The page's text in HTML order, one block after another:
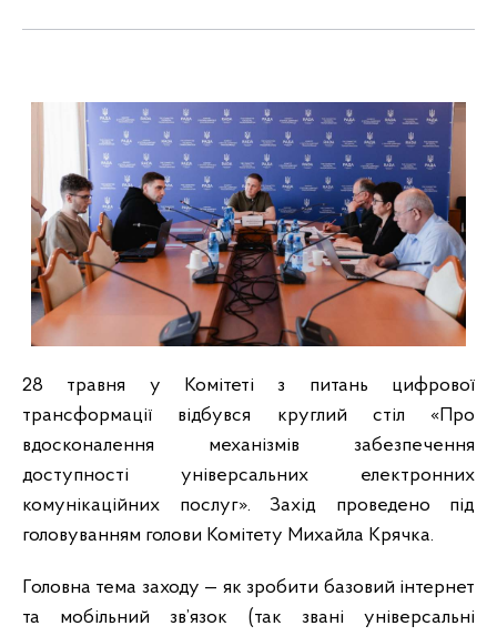
28 травня у Комітеті з питань цифрової
трансформації відбувся круглий стіл «Про
вдосконалення механізмів забезпечення
доступності універсальних електронних
комунікаційних послуг». Захід проведено під
головуванням голови Комітету Михайла Крячка.
Головна тема заходу — як зробити базовий інтернет
та мобільний зв’язок (так звані універсальні